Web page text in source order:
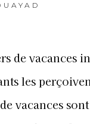
de vacances
les
vacances